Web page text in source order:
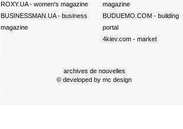
ROXY.UA- women's magazine
BUSINESSMAN.UA- business
magazine
magazine
BUDUEMO.COM- building
portal
4kiev.com- market
archives de nouvelles
© developed by mc design